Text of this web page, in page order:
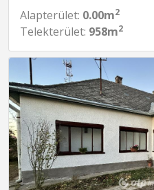
Alapterület: 0.00m2
Telekterület: 958m2